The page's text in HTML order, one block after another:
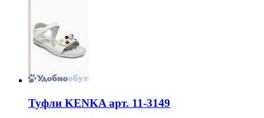
Туфли KENKA арт. 11-3149